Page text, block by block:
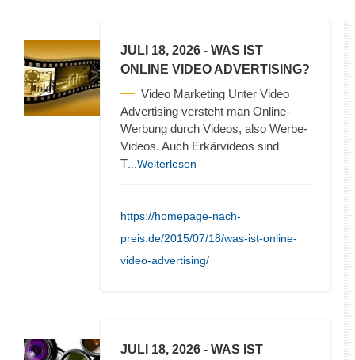
JULI 18, 2026 - WAS IST
ONLINE VIDEO ADVERTISING?
Video Marketing Unter Video
Advertising versteht man Online-
Werbung durch Videos, also Werbe-
Videos. Auch Erkärvideos sind
T ...Weiterlesen
https://homepage-nach-
preis.de/2015/07/18/was-ist-online-
video-advertising/
JULI 18, 2026 - WAS IST